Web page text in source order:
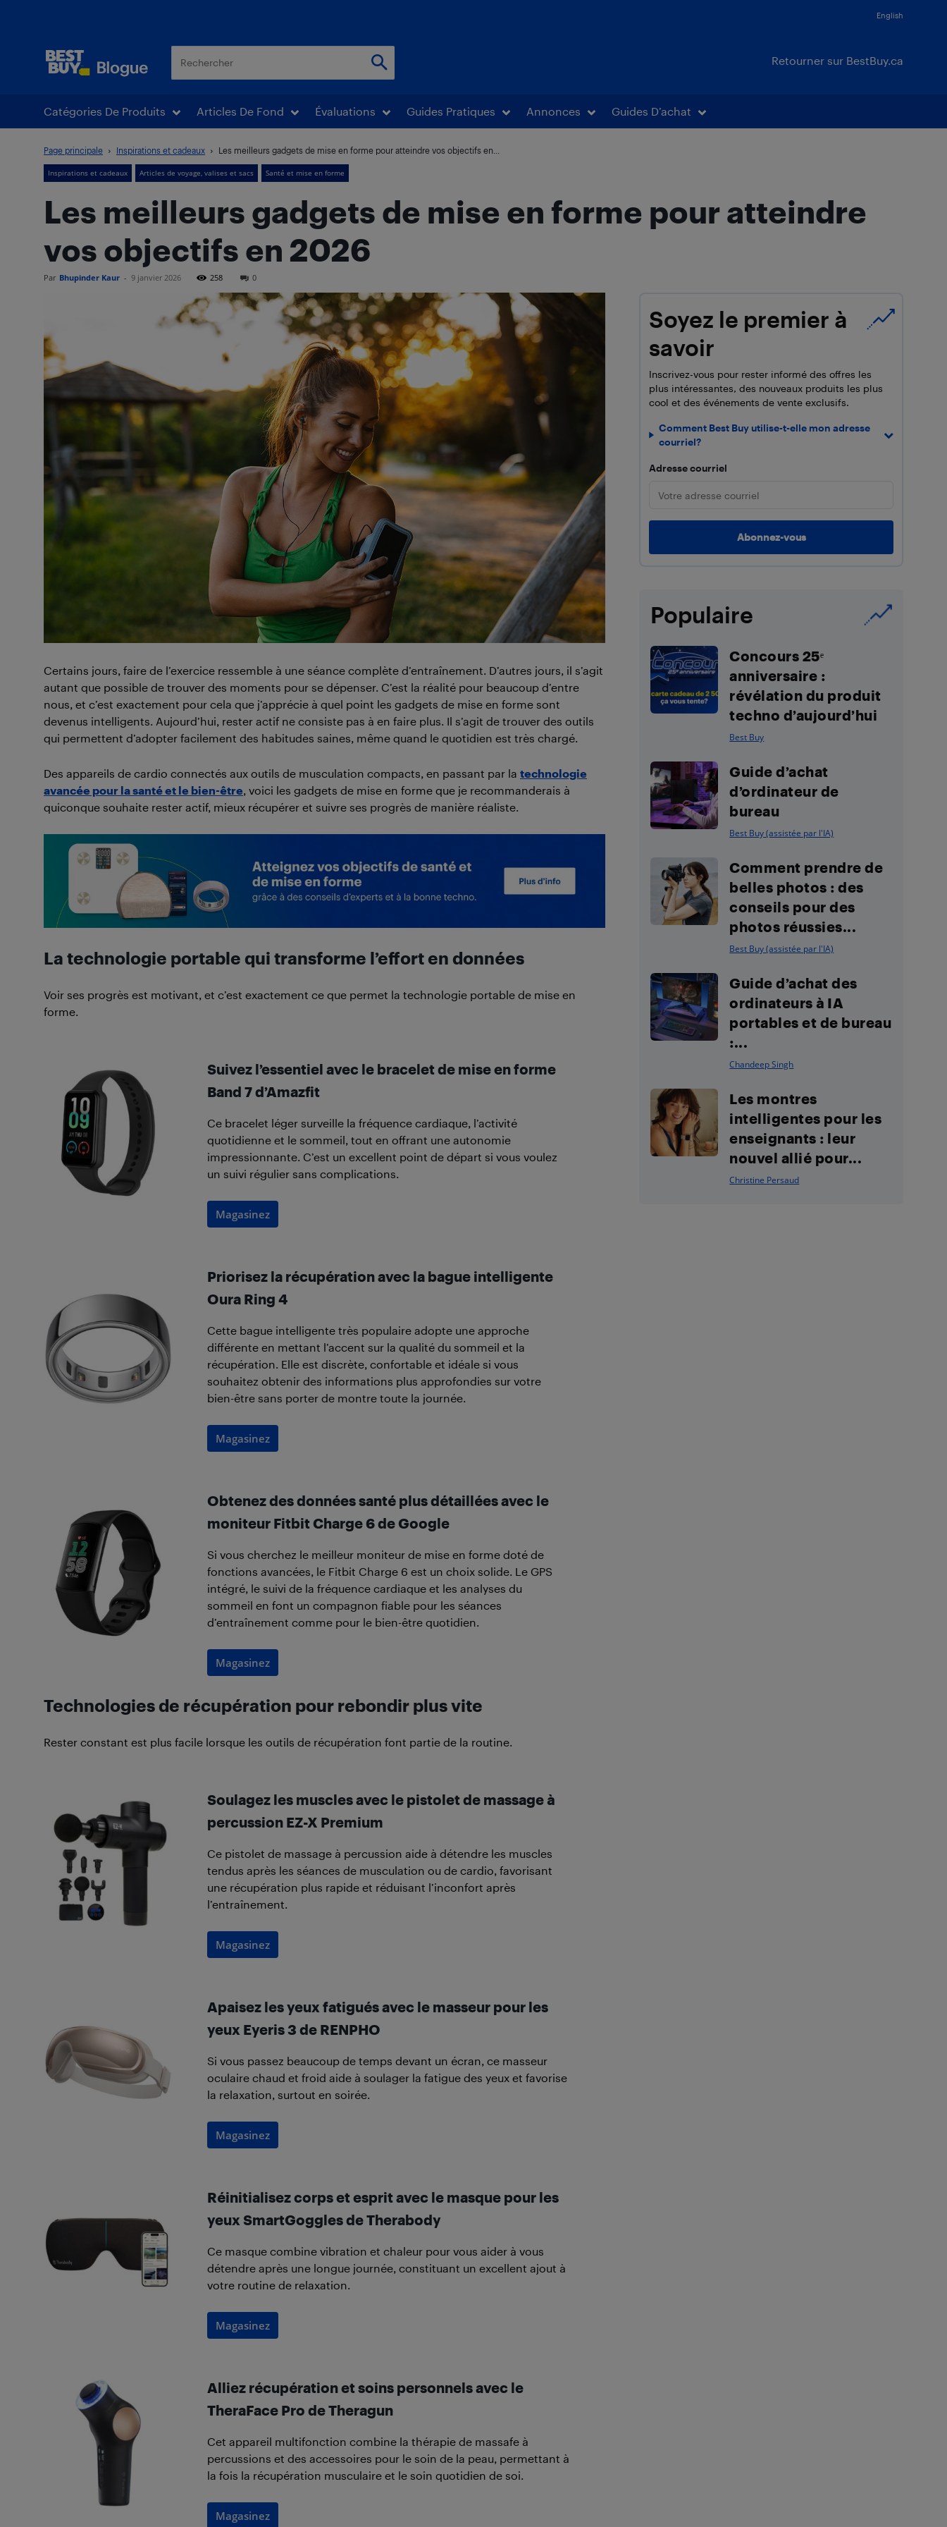
English
Retourner sur BestBuy.ca
Catégories De Produits Articles De Fond Évaluations Guides Pratiques Annonces Guides D’achat
Page principale Inspirations et cadeaux Les meilleurs gadgets de mise en forme pour atteindre vos objectifs en...
Inspirations et cadeaux Articles de voyage, valises et sacs Santé et mise en forme
Les meilleurs gadgets de mise en forme pour atteindre
vos objectifs en 2026
Par Bhupinder Kaur - 9 janvier 2026 258 0
Certains jours, faire de l’exercice ressemble à une séance complète d’entraînement. D’autres jours, il s’agit
autant que possible de trouver des moments pour se dépenser. C’est la réalité pour beaucoup d’entre
nous, et c’est exactement pour cela que j’apprécie à quel point les gadgets de mise en forme sont
devenus intelligents. Aujourd’hui, rester actif ne consiste pas à en faire plus. Il s’agit de trouver des outils
qui permettent d’adopter facilement des habitudes saines, même quand le quotidien est très chargé.
Des appareils de cardio connectés aux outils de musculation compacts, en passant par la technologie
avancée pour la santé et le bien-être, voici les gadgets de mise en forme que je recommanderais à
quiconque souhaite rester actif, mieux récupérer et suivre ses progrès de manière réaliste.
La technologie portable qui transforme l’effort en données
Voir ses progrès est motivant, et c’est exactement ce que permet la technologie portable de mise en
forme.
Suivez l’essentiel avec le bracelet de mise en forme
Band 7 d’Amazfit
Ce bracelet léger surveille la fréquence cardiaque, l’activité
quotidienne et le sommeil, tout en offrant une autonomie
impressionnante. C’est un excellent point de départ si vous voulez
un suivi régulier sans complications.
Magasinez
Priorisez la récupération avec la bague intelligente
Oura Ring 4
Cette bague intelligente très populaire adopte une approche
différente en mettant l’accent sur la qualité du sommeil et la
récupération. Elle est discrète, confortable et idéale si vous
souhaitez obtenir des informations plus approfondies sur votre
bien-être sans porter de montre toute la journée.
Magasinez
Obtenez des données santé plus détaillées avec le
moniteur Fitbit Charge 6 de Google
Si vous cherchez le meilleur moniteur de mise en forme doté de
fonctions avancées, le Fitbit Charge 6 est un choix solide. Le GPS
intégré, le suivi de la fréquence cardiaque et les analyses du
sommeil en font un compagnon fiable pour les séances
d’entraînement comme pour le bien-être quotidien.
Magasinez
Technologies de récupération pour rebondir plus vite
Rester constant est plus facile lorsque les outils de récupération font partie de la routine.
Soulagez les muscles avec le pistolet de massage à
percussion EZ-X Premium
Ce pistolet de massage à percussion aide à détendre les muscles
tendus après les séances de musculation ou de cardio, favorisant
une récupération plus rapide et réduisant l’inconfort après
l’entraînement.
Magasinez
Apaisez les yeux fatigués avec le masseur pour les
yeux Eyeris 3 de RENPHO
Si vous passez beaucoup de temps devant un écran, ce masseur
oculaire chaud et froid aide à soulager la fatigue des yeux et favorise
la relaxation, surtout en soirée.
Magasinez
Réinitialisez corps et esprit avec le masque pour les
yeux SmartGoggles de Therabody
Ce masque combine vibration et chaleur pour vous aider à vous
détendre après une longue journée, constituant un excellent ajout à
votre routine de relaxation.
Magasinez
Alliez récupération et soins personnels avec le
TheraFace Pro de Theragun
Cet appareil multifonction combine la thérapie de massafe à
percussions et des accessoires pour le soin de la peau, permettant à
la fois la récupération musculaire et le soin quotidien de soi.
Magasinez
Soyez le premier à
savoir
Inscrivez-vous pour rester informé des offres les
plus intéressantes, des nouveaux produits les plus
cool et des événements de vente exclusifs.
Comment Best Buy utilise-t-elle mon adresse
courriel?
Adresse courriel
Populaire
Concours 25ᵉ
anniversaire :
révélation du produit
techno d’aujourd’hui
Best Buy
Guide d’achat
d’ordinateur de
bureau
Best Buy (assistée par l'IA)
Comment prendre de
belles photos : des
conseils pour des
photos réussies...
Best Buy (assistée par l'IA)
Guide d’achat des
ordinateurs à IA
portables et de bureau
:...
Chandeep Singh
Les montres
intelligentes pour les
enseignants : leur
nouvel allié pour...
Christine Persaud